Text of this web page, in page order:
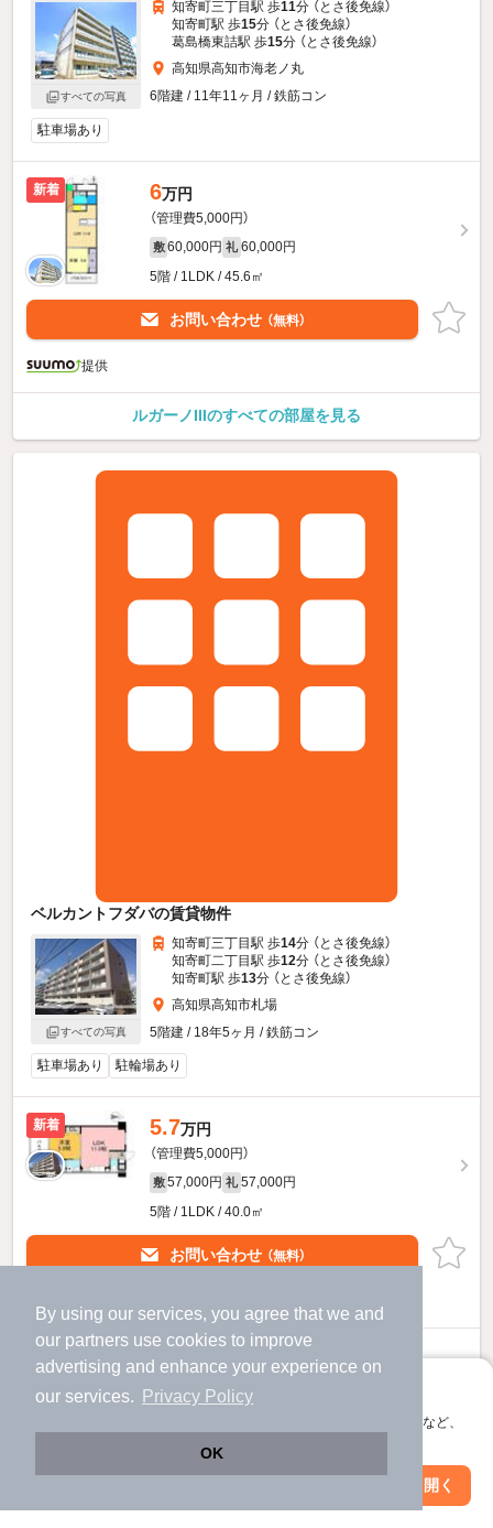
By using our services, you agree that we and
our partners use cookies to improve
advertising and enhance your experience on
our services.
Privacy Policy
OK
アプリに切り替えて、サクサクお部屋探し
会員登録なしですぐ使える。マップ検索やお気に入り保存など、
アプリを開く
すべての写真
知寄町三丁目駅 歩11分 （とさ後免線）
知寄町駅 歩15分 （とさ後免線）
葛島橋東詰駅 歩15分 （とさ後免線）
高知県高知市海老ノ丸
6階建 / 11年11ヶ月 / 鉄筋コン
駐車場あり
新着 6万円
（管理費5,000円）
敷 60,000円 礼 60,000円
5階 / 1LDK / 45.6㎡
お問い合わせ （無料）
提供
ルガーノIIIのすべての部屋を見る
ベルカントフダバの賃貸物件
すべての写真
知寄町三丁目駅 歩14分 （とさ後免線）
知寄町二丁目駅 歩12分 （とさ後免線）
知寄町駅 歩13分 （とさ後免線）
高知県高知市札場
5階建 / 18年5ヶ月 / 鉄筋コン
駐車場あり 駐輪場あり
新着 5.7万円
（管理費5,000円）
敷 57,000円 礼 57,000円
5階 / 1LDK / 40.0㎡
お問い合わせ （無料）
5.6万円
絞り込み条件を変更